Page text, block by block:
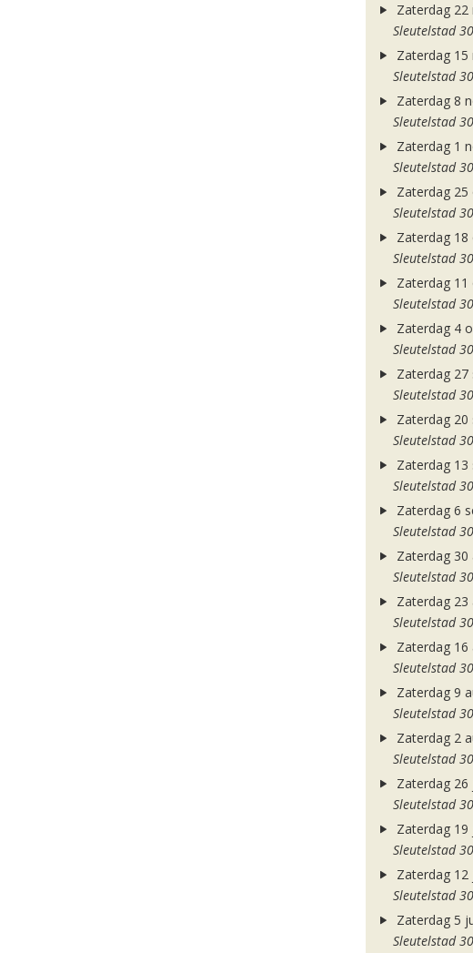
Zaterdag 22
Sleutelstad 30
Zaterdag 15
Sleutelstad 30
Zaterdag 8
Sleutelstad 30
Zaterdag 1
Sleutelstad 30
Zaterdag
Sleutelstad 30
Zaterdag
Sleutelstad 30
Zaterdag
Sleutelstad 30
Zaterdag 4
Sleutelstad 30
Zaterdag 27
Sleutelstad 30
Zaterdag 20
Sleutelstad 30
Zaterdag 13
Sleutelstad 30
Zaterdag 6
Sleutelstad 30
Zaterdag 30
Sleutelstad 30
Zaterdag 23
Sleutelstad 30
Zaterdag 16
Sleutelstad 30
Zaterdag 9
Sleutelstad 30
Zaterdag 2
Sleutelstad 30
Zaterdag 26
Sleutelstad 30
Zaterdag 19
Sleutelstad 30
Zaterdag 12
Sleutelstad 30
Zaterdag 5
Sleutelstad 30